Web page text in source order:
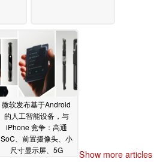
微软发布基于Android
的人工智能设备，与
iPhone 竞争：高通
SoC、前置摄像头、小
尺寸显示屏、5G
Show more articles